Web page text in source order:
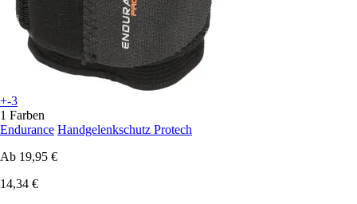
+-3
1 Farben
Endurance Handgelenkschutz Protech
Ab 19,95 €
14,34 €